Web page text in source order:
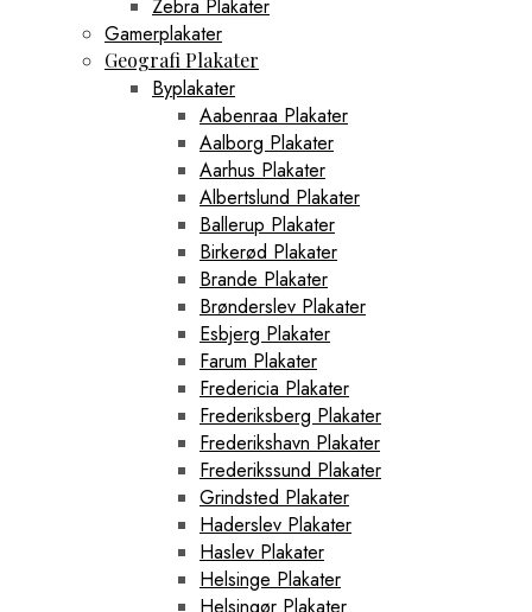
Zebra Plakater
Gamerplakater
Geografi Plakater
Byplakater
Aabenraa Plakater
Aalborg Plakater
Aarhus Plakater
Albertslund Plakater
Ballerup Plakater
Birkerød Plakater
Brande Plakater
Brønderslev Plakater
Esbjerg Plakater
Farum Plakater
Fredericia Plakater
Frederiksberg Plakater
Frederikshavn Plakater
Frederikssund Plakater
Grindsted Plakater
Haderslev Plakater
Haslev Plakater
Helsinge Plakater
Helsingør Plakater